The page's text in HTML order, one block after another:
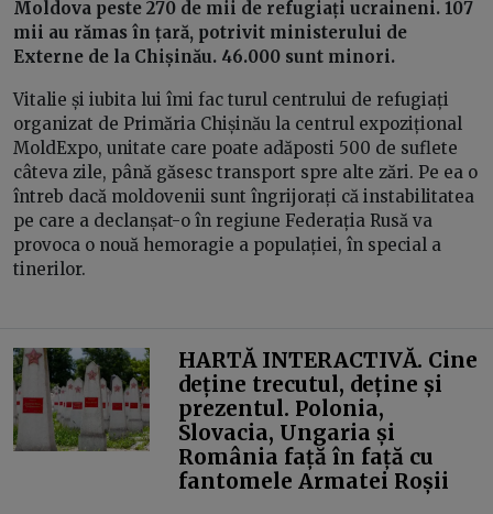
Moldova peste 270 de mii de refugiați ucraineni. 107
mii au rămas în țară, potrivit ministerului de
Externe de la Chișinău. 46.000 sunt minori.
Vitalie și iubita lui îmi fac turul centrului de refugiați
organizat de Primăria Chișinău la centrul expozițional
MoldExpo, unitate care poate adăposti 500 de suflete
câteva zile, până găsesc transport spre alte zări. Pe ea o
întreb dacă moldovenii sunt îngrijorați că instabilitatea
pe care a declanșat-o în regiune Federația Rusă va
provoca o nouă hemoragie a populației, în special a
tinerilor.
HARTĂ INTERACTIVĂ. Cine
deține trecutul, deține și
prezentul. Polonia,
Slovacia, Ungaria și
România față în față cu
fantomele Armatei Roșii